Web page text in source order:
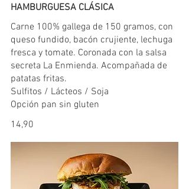
HAMBURGUESA CLÁSICA
Carne 100% gallega de 150 gramos, con
queso fundido, bacón crujiente, lechuga
fresca y tomate. Coronada con la salsa
secreta La Enmienda. Acompañada de
patatas fritas.
Sulfitos / Lácteos / Soja
Opción pan sin gluten
14,90